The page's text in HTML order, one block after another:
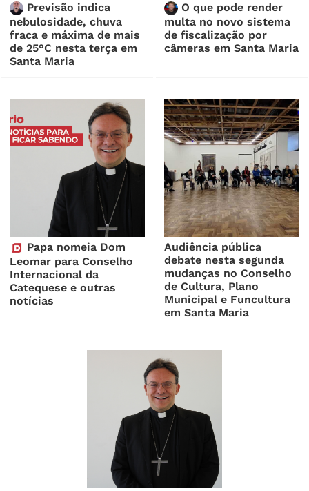
Previsão indica
nebulosidade, chuva
fraca e máxima de mais
de 25°C nesta terça em
Santa Maria
O que pode render
multa no novo sistema
de fiscalização por
câmeras em Santa Maria
Papa nomeia Dom
Leomar para Conselho
Internacional da
Catequese e outras
notícias
Audiência pública
debate nesta segunda
mudanças no Conselho
de Cultura, Plano
Municipal e Funcultura
em Santa Maria